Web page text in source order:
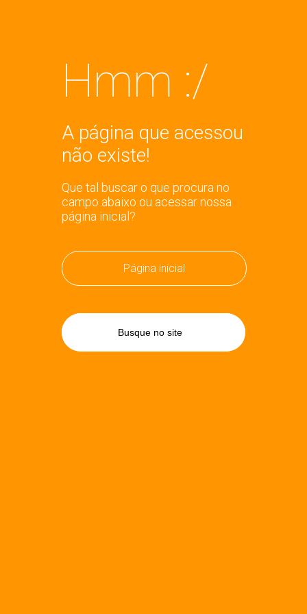
Hmm :/
A página que acessou
não existe!
Que tal buscar o que procura no
campo abaixo ou acessar nossa
página inicial?
Página inicial